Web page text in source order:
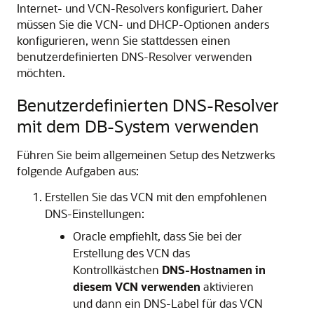
Internet- und VCN-Resolvers konfiguriert. Daher
müssen Sie die VCN- und DHCP-Optionen anders
konfigurieren, wenn Sie stattdessen einen
benutzerdefinierten DNS-Resolver verwenden
möchten.
Benutzerdefinierten DNS-Resolver
mit dem DB-System verwenden
Führen Sie beim allgemeinen Setup des Netzwerks
folgende Aufgaben aus:
Erstellen Sie das VCN mit den empfohlenen
DNS-Einstellungen:
Oracle empfiehlt, dass Sie bei der
Erstellung des VCN das
Kontrollkästchen DNS-Hostnamen in
diesem VCN verwenden aktivieren
und dann ein DNS-Label für das VCN